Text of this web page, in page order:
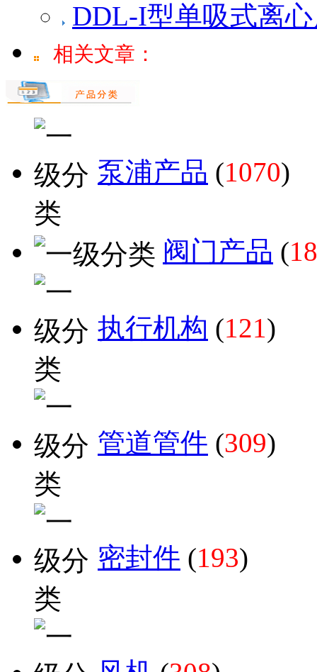
DDL-I型单吸式离
相关文章：
泵浦产品 (1070)
阀门产品 (
执行机构 (121)
管道管件 (309)
密封件 (193)